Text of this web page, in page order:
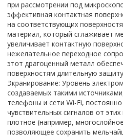
при рассмотрении под
эффективная контактная
на соответствующих
материал, который сглаживает
увеличивает контактную
нежелательное переходное
этот драгоценный металл
поверхностям длительную
Экранирование: Уровень
создаваемых такими
телефоны и сети Wi-Fi,
чувствительных сигналов от
плотное (например,
позволяющее сохранить